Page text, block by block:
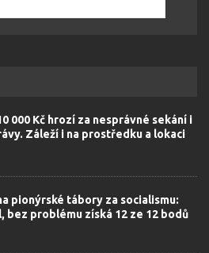
000 Kč hrozí za nesprávné sekání i
Záleží i na prostředku a lokaci
pionýrské tábory za socialismu:
bez problému získá 12 ze 12 bodů